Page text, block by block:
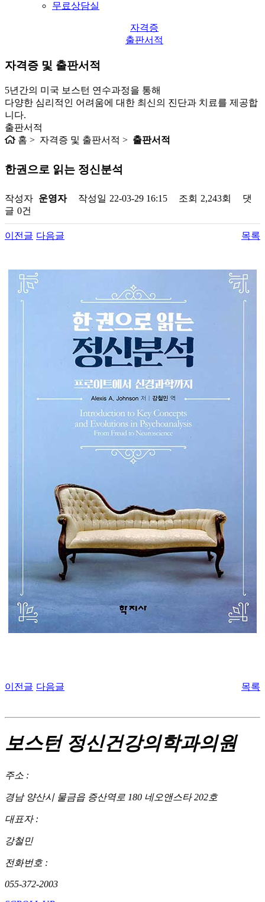
무료상담실
자격증
출판서적
자격증 및 출판서적
5년간의 미국 보스턴 연수과정을 통해
다양한 심리적인 어려움에 대한 최신의 진단과 치료를 제공합
니다.
출판서적
홈 > 자격증 및 출판서적 > 출판서적
한권으로 읽는 정신분석
작성자 운영자 작성일 22-03-29 16:15 조회 2,243회
댓
글 0건
이전글 다음글 목록
이전글 다음글 목록
보스턴 정신건강의학과의원
주소 :
경남 양산시 물금읍 증산역로 180 네오앤스타 202호
대표자 :
강철민
전화번호 :
055-372-2003